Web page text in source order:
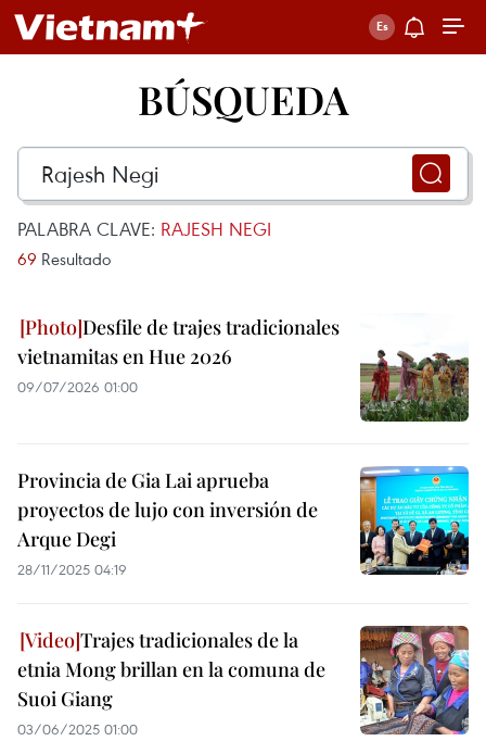
BÚSQUEDA
PALABRA CLAVE: RAJESH NEGI
69 Resultado
Desfile de trajes tradicionales
vietnamitas en Hue 2026
09/07/2026 01:00
Provincia de Gia Lai aprueba
proyectos de lujo con inversión de
Arque Degi
28/11/2025 04:19
Trajes tradicionales de la
etnia Mong brillan en la comuna de
Suoi Giang
03/06/2025 01:00